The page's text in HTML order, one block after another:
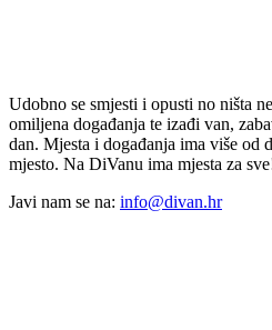
Udobno se smjesti i opusti no ništa
omiljena događanja te izađi van,
dan. Mjesta i događanja ima više od
mjesto. Na DiVanu ima mjesta za
Javi nam se na: info@divan.hr